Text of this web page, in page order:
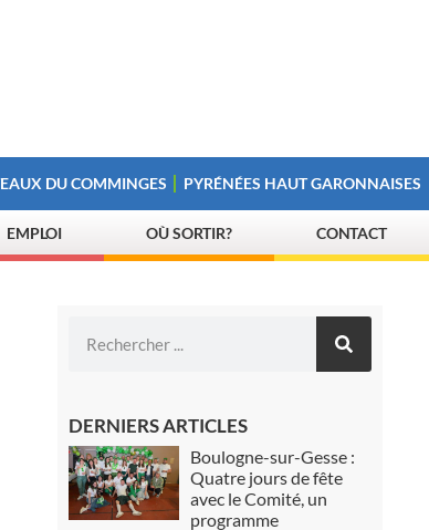
DU COMMINGES PYRÉNÉES HAUT GARONNAISES
EMPLOI OÙ SORTIR? CONTACT
DERNIERS ARTICLES
Boulogne-sur-Gesse :
Quatre jours de fête
avec le Comité, un
programme